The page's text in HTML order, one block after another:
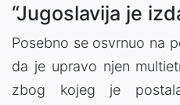
“Jugoslavija je
Posebno se osvrnuo na
da je upravo njen
zbog kojeg je